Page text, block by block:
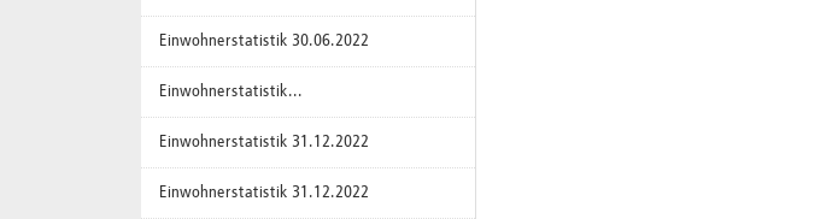
Einwohnerstatistik 30.06.2022
Einwohnerstatistik...
Einwohnerstatistik 31.12.2022
Einwohnerstatistik 31.12.2022